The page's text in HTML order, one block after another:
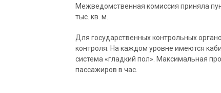
Межведомственная комиссия приняла
тыс. кв. м.
Для государственных контрольных
контроля. На каждом уровне имеются
система «гладкий пол». Максимальная
пассажиров в час.